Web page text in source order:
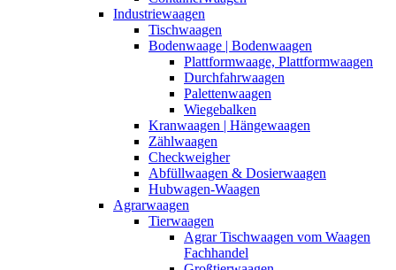
Industriewaagen
Tischwaagen
Bodenwaage | Bodenwaagen
Plattformwaage, Plattformwaagen
Durchfahrwaagen
Palettenwaagen
Wiegebalken
Kranwaagen | Hängewaagen
Zählwaagen
Checkweigher
Abfüllwaagen & Dosierwaagen
Hubwagen-Waagen
Agrarwaagen
Tierwaagen
Agrar Tischwaagen vom Waagen
Fachhandel